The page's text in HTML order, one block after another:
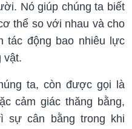
Nó giúp chúng ta biết
thể so với nhau và cho
tác động bao nhiêu lực
vật.
ta, còn được gọi là
cảm giác thăng bằng,
sự cân bằng trong khi